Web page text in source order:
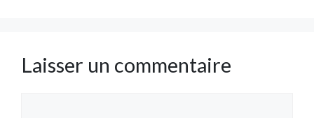
Laisser un commentaire